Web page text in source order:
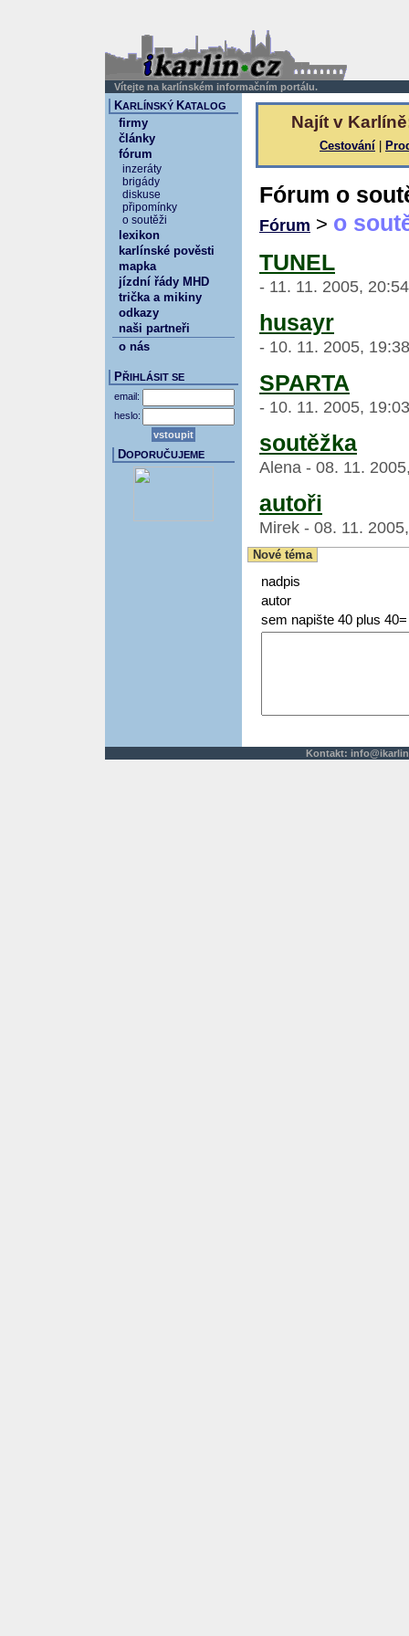
Vítejte na karlínském informačním portálu.
Najít v
Cestování
Fórum o
Fórum > o
TUNEL
- 11. 11. 2005,
husayr
- 10. 11. 2005,
SPARTA
- 10. 11. 2005,
soutěžka
Alena - 08. 11.
autoři
Mirek - 08. 11.
Nové téma
nadpis
autor
sem napište 40 plus 40=
KARLÍNSKÝ KATALOG
firmy
články
fórum
inzeráty
brigády
diskuse
připomínky
o soutěži
lexikon
karlínské pověsti
mapka
jízdní řády MHD
trička a mikiny
odkazy
naši partneři
o nás
PŘIHLÁSIT SE
email:
heslo:
DOPORUČUJEME
Kontakt: